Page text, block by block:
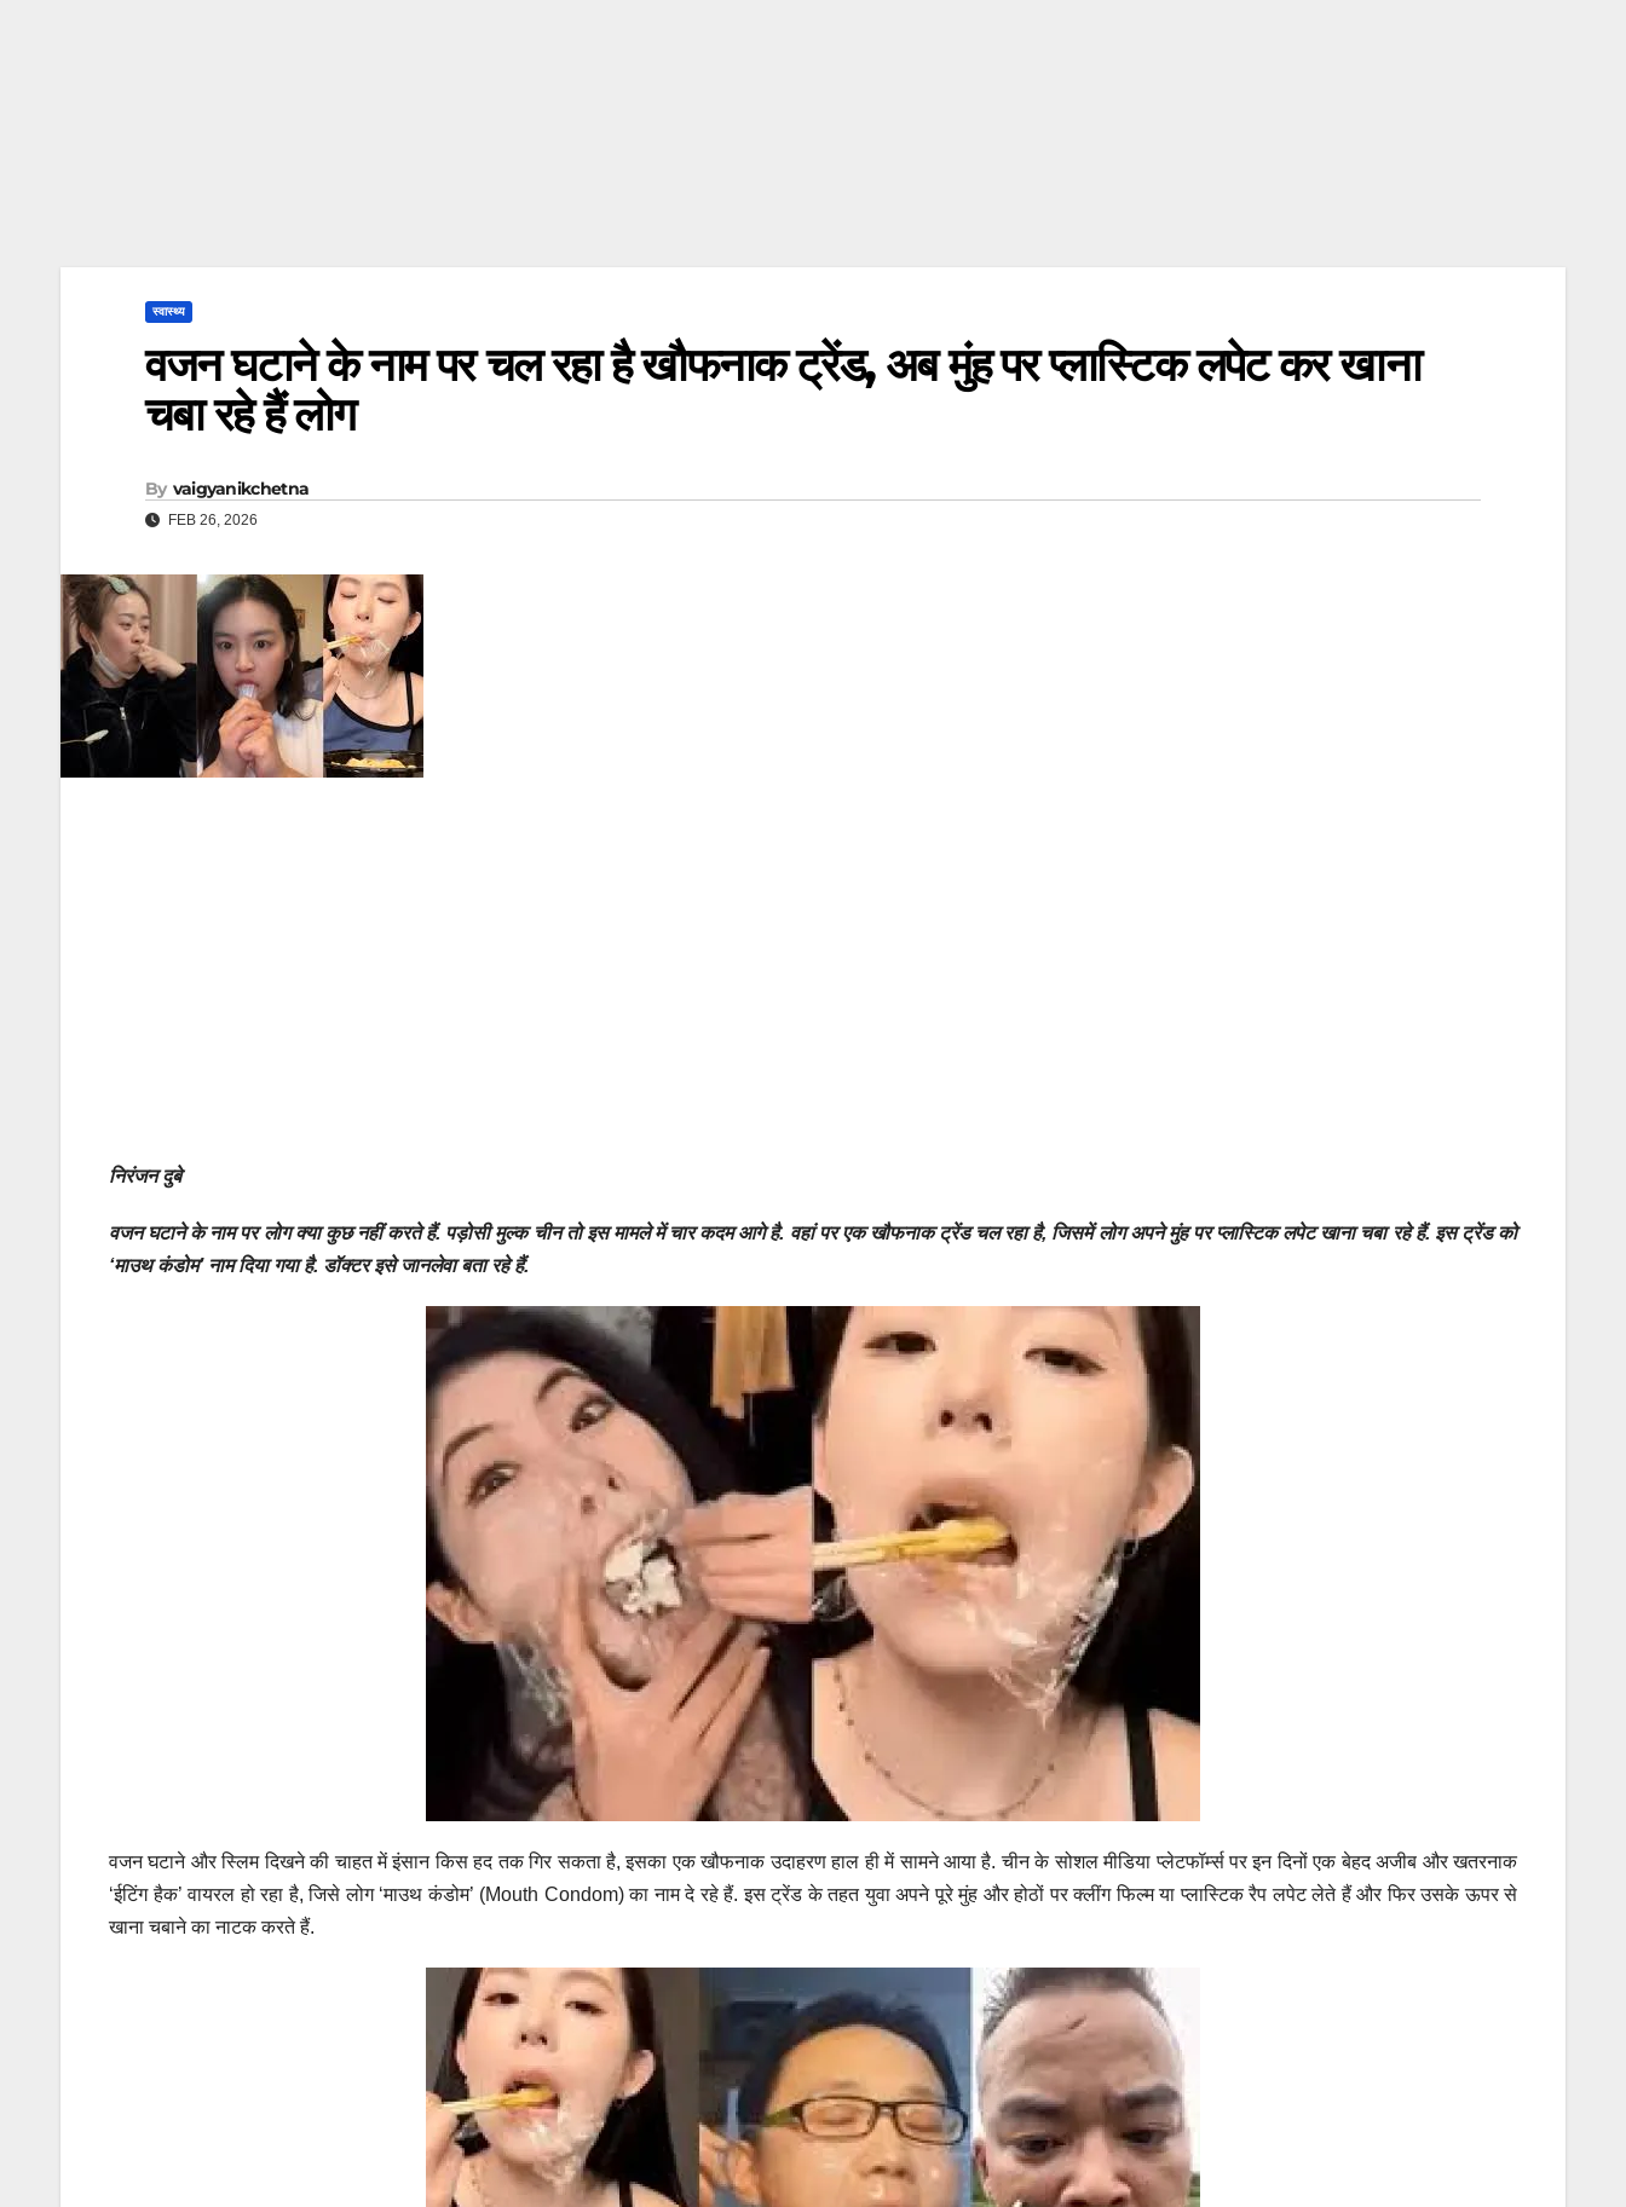
स्वास्थ्य
वजन घटाने के नाम पर चल रहा है खौफनाक ट्रेंड, अब मुंह पर प्लास्टिक लपेट कर खाना
चबा रहे हैं लोग
By vaigyanikchetna
FEB 26, 2026
निरंजन दुबे
वजन घटाने के नाम पर लोग क्या कुछ नहीं करते हैं. पड़ोसी मुल्क चीन तो इस मामले में चार कदम आगे है. वहां पर एक खौफनाक ट्रेंड चल रहा है, जिसमें लोग अपने मुंह पर प्लास्टिक लपेट खाना चबा रहे हैं. इस ट्रेंड को
‘माउथ कंडोम’ नाम दिया गया है. डॉक्टर इसे जानलेवा बता रहे हैं.
वजन घटाने और स्लिम दिखने की चाहत में इंसान किस हद तक गिर सकता है, इसका एक खौफनाक उदाहरण हाल ही में सामने आया है. चीन के सोशल मीडिया प्लेटफॉर्म्स पर इन दिनों एक बेहद अजीब और खतरनाक
‘ईटिंग हैक’ वायरल हो रहा है, जिसे लोग ‘माउथ कंडोम’ (Mouth Condom) का नाम दे रहे हैं. इस ट्रेंड के तहत युवा अपने पूरे मुंह और होठों पर क्लींग फिल्म या प्लास्टिक रैप लपेट लेते हैं और फिर उसके ऊपर से
खाना चबाने का नाटक करते हैं.